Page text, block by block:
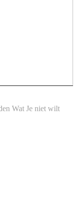
Wat Je niet wilt